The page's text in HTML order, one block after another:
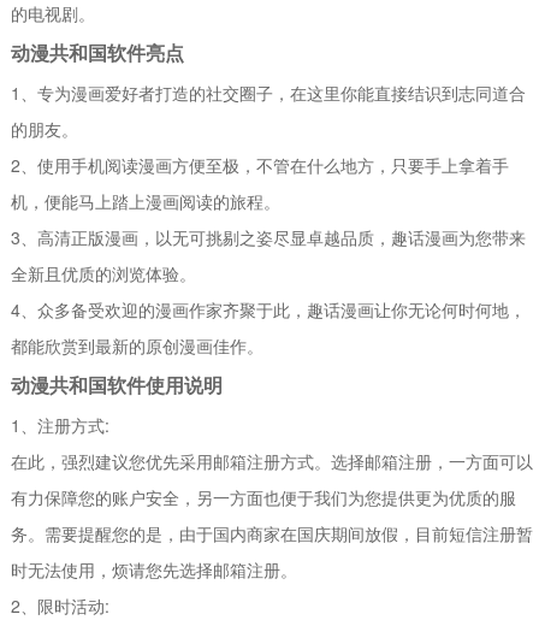
的电视剧。
动漫共和国软件亮点
1、专为漫画爱好者打造的社交圈子，在这里你能直接结识到志同道合
的朋友。
2、使用手机阅读漫画方便至极，不管在什么地方，只要手上拿着手
机，便能马上踏上漫画阅读的旅程。
3、高清正版漫画，以无可挑剔之姿尽显卓越品质，趣话漫画为您带来
全新且优质的浏览体验。
4、众多备受欢迎的漫画作家齐聚于此，趣话漫画让你无论何时何地，
都能欣赏到最新的原创漫画佳作。
动漫共和国软件使用说明
1、注册方式:
在此，强烈建议您优先采用邮箱注册方式。选择邮箱注册，一方面可以
有力保障您的账户安全，另一方面也便于我们为您提供更为优质的服
务。需要提醒您的是，由于国内商家在国庆期间放假，目前短信注册暂
时无法使用，烦请您先选择邮箱注册。
2、限时活动: